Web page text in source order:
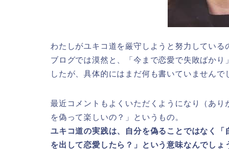
わたしがユキコ道を厳守しようと努力している
ブログでは漠然と、「今まで恋愛で失敗ばか
したが、具体的にはまだ何も書いていませんで
最近コメントもよくいただくようになり（あ
を偽って楽しいの？」というもの。
ユキコ道の実践は、自分を偽ることではなく
を出して恋愛したら？」という意味なんでしょ